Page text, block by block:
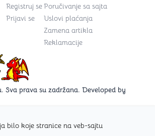
bilo koje stranice na veb-sajtu
Sva prava su zadržana. Developed by
Registruj se
Prijavi se
Poručivanje sa sajta
Uslovi plaćanja
Zamena artikla
Reklamacije